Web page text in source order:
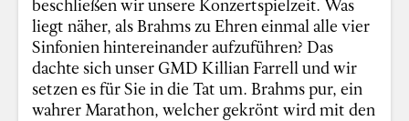
liegt näher, als Brahms zu Ehren einmal alle vier
Sinfonien hintereinander aufzuführen? Das
dachte sich unser GMD Killian Farrell und wir
setzen es für Sie in die Tat um. Brahms pur, ein
wahrer Marathon, welcher gekrönt wird mit den